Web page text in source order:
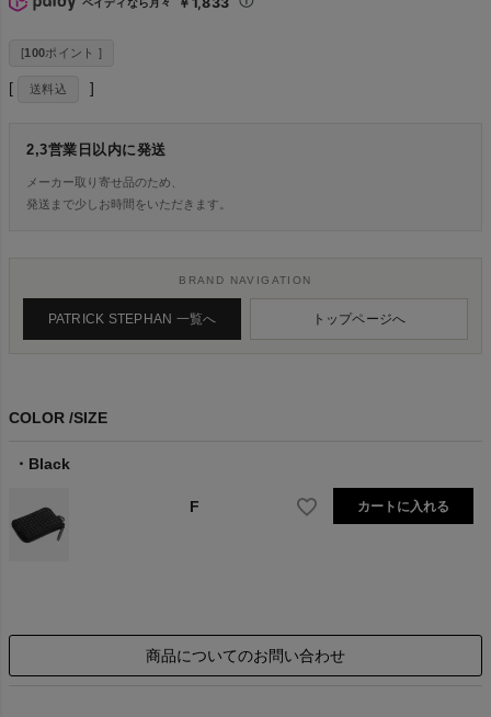
[100ポイント ]
送料込
2,3営業日以内に発送
メーカー取り寄せ品のため、
発送まで少しお時間をいただきます。
BRAND NAVIGATION
PATRICK STEPHAN 一覧へ トップページへ
COLOR SIZE
Black
F カートに入れる
商品についてのお問い合わせ